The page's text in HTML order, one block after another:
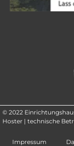
© 2022
Hoster | technische
Impressum